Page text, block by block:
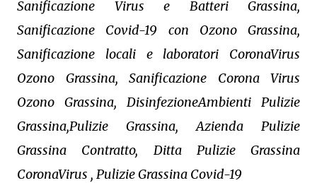
Sanificazione Virus e Batteri Grassina,
Sanificazione Covid-19 con Ozono Grassina,
Sanificazione locali e laboratori CoronaVirus
Ozono Grassina, Sanificazione Corona Virus
Ozono Grassina, DisinfezioneAmbienti Pulizie
Grassina,Pulizie Grassina, Azienda Pulizie
Grassina Contratto, Ditta Pulizie Grassina
CoronaVirus , Pulizie Grassina Covid-19